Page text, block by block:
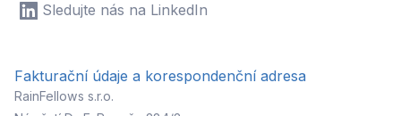
Sledujte nás na LinkedIn
Fakturační údaje a korespondenční adresa
RainFellows s.r.o.